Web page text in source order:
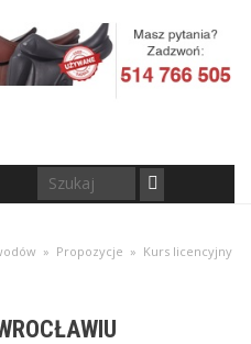
» Propozycje » Kurs licencyjny